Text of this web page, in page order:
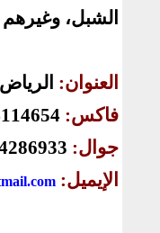
الشبل،
العنوان: الرياض 11415 ص.ب: 63128
فاكس:- 009661
جوال: - 00966
الإيميل: